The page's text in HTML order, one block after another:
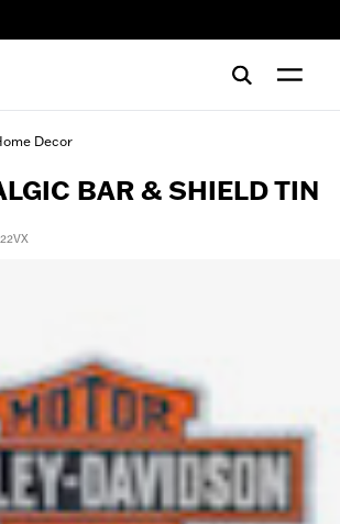
Decor
BAR & SHIELD TIN